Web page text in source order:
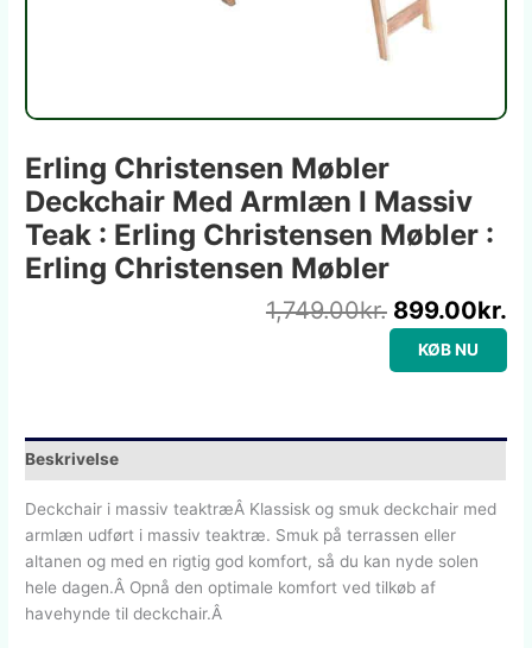
Erling Christensen Møbler
Deckchair Med Armlæn I Massiv
Teak : Erling Christensen Møbler :
Erling Christensen Møbler
1,749.00kr. 899.00kr.
KØB NU
Beskrivelse
Deckchair i massiv teaktræÂ Klassisk og smuk deckchair med
armlæn udført i massiv teaktræ. Smuk på terrassen eller
altanen og med en rigtig god komfort, så du kan nyde solen
hele dagen.Â Opnå den optimale komfort ved tilkøb af
havehynde til deckchair.Â